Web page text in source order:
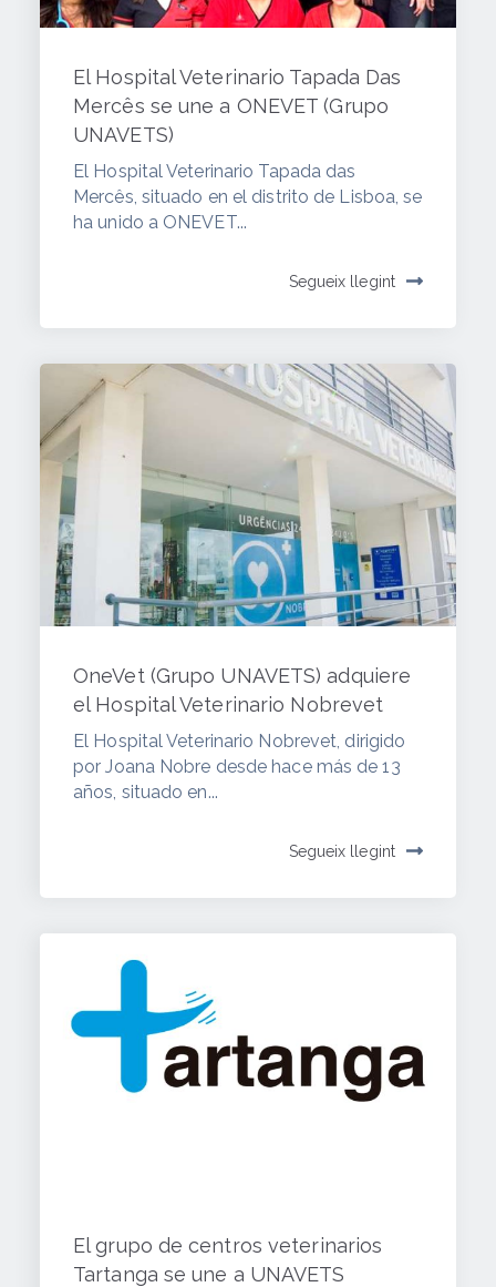
El Hospital Veterinario Tapada Das
Mercês se une a ONEVET (Grupo
UNAVETS)
El Hospital Veterinario Tapada das
Mercês, situado en el distrito de Lisboa, se
ha unido a ONEVET...
Segueix llegint
OneVet (Grupo UNAVETS) adquiere
el Hospital Veterinario Nobrevet
El Hospital Veterinario Nobrevet, dirigido
por Joana Nobre desde hace más de 13
años, situado en...
Segueix llegint
El grupo de centros veterinarios
Tartanga se une a UNAVETS